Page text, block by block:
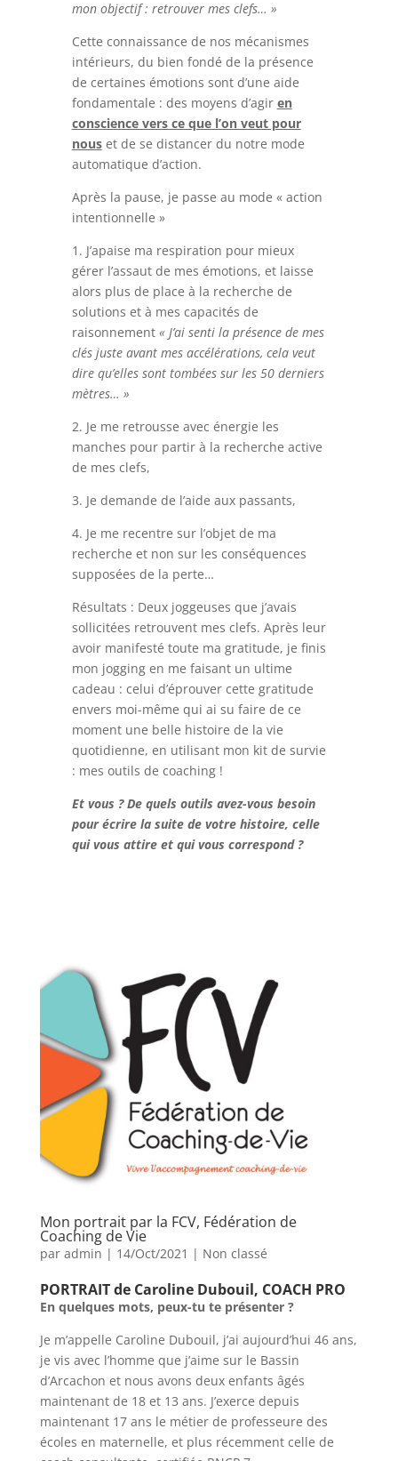
mon objectif : retrouver mes clefs… »
Cette connaissance de nos mécanismes
intérieurs, du bien fondé de la présence
de certaines émotions sont d’une aide
fondamentale : des moyens d’agir en
conscience vers ce que l’on veut pour
nouset de se distancer du notre mode
automatique d’action.
Après la pause, je passe au mode « action
intentionnelle »
1. J’apaise ma respiration pour mieux
gérer l’assaut de mes émotions, et laisse
alors plus de place à la recherche de
solutions et à mes capacités de
raisonnement « J’ai senti la présence de mes
clés juste avant mes accélérations, cela veut
dire qu’elles sont tombées sur les 50 derniers
mètres… »
2. Je me retrousse avec énergie les
manches pour partir à la recherche active
de mes clefs,
3. Je demande de l’aide aux passants,
4. Je me recentre sur l’objet de ma
recherche et non sur les conséquences
supposées de la perte…
Résultats : Deux joggeuses que j’avais
sollicitées retrouvent mes clefs. Après leur
avoir manifesté toute ma gratitude, je finis
mon jogging en me faisant un ultime
cadeau : celui d’éprouver cette gratitude
envers moi-même qui ai su faire de ce
moment une belle histoire de la vie
quotidienne, en utilisant mon kit de survie
: mes outils de coaching !
Et vous ? De quels outils avez-vous besoin
pour écrire la suite de votre histoire, celle
qui vous attire et qui vous correspond ?
Mon portrait par la FCV, Fédération de
Coaching de Vie
par admin | 14/Oct/2021 | Non classé
PORTRAIT de Caroline Dubouil, COACH PRO
En quelques mots, peux-tu te présenter ?
Je m’appelle Caroline Dubouil, j’ai aujourd’hui 46 ans,
je vis avec l’homme que j’aime sur le Bassin
d’Arcachon et nous avons deux enfants âgés
maintenant de 18 et 13 ans. J’exerce depuis
maintenant 17 ans le métier de professeure des
écoles en maternelle, et plus récemment celle de